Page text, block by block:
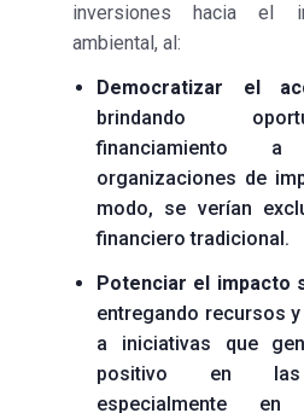
inversiones hacia el
ambiental, al:
Democratizar el
brindando
financiamiento
organizaciones de
modo, se verían
financiero tradicional.
Potenciar el impacto
entregando recursos
a iniciativas que
positivo en las
especialmente